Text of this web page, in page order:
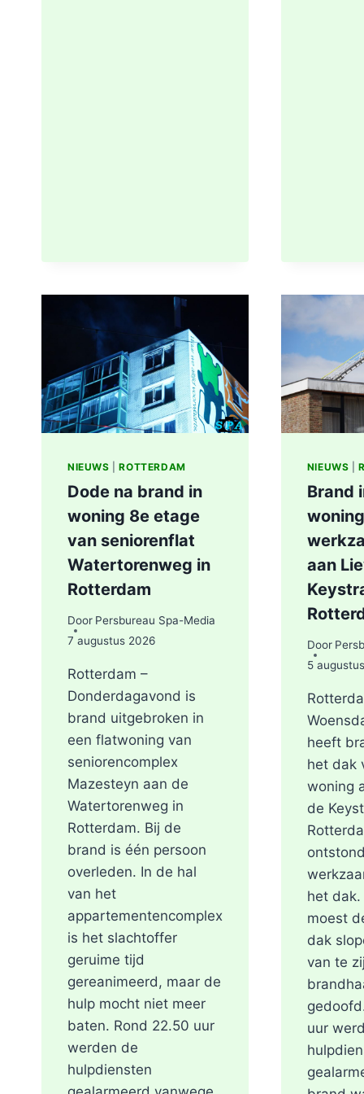
NIEUWS |ROTTERDAM
Dode na brand in
woning 8e etage
van seniorenflat
Watertorenweg in
Rotterdam
Door Persbureau Spa-Media
7 augustus 2026
Rotterdam –
Donderdagavond is
brand uitgebroken in
een flatwoning van
seniorencomplex
Mazesteyn aan de
Watertorenweg in
Rotterdam. Bij de
brand is één persoon
overleden. In de hal
van het
appartementencomplex
is het slachtoffer
geruime tijd
gereanimeerd, maar de
hulp mocht niet meer
baten. Rond 22.50 uur
werden de
hulpdiensten
NIEUWS |
Brand
aan
Door
5
heeft
het dak
woning
de
het
moest
dak
van te
uur